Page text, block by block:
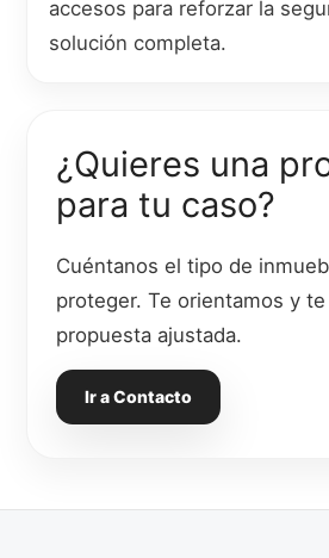
accesos para reforzar la
solución completa.
¿Quieres una
para tu caso?
Cuéntanos el tipo de
proteger. Te orientamos y
propuesta ajustada.
Ir a Contacto